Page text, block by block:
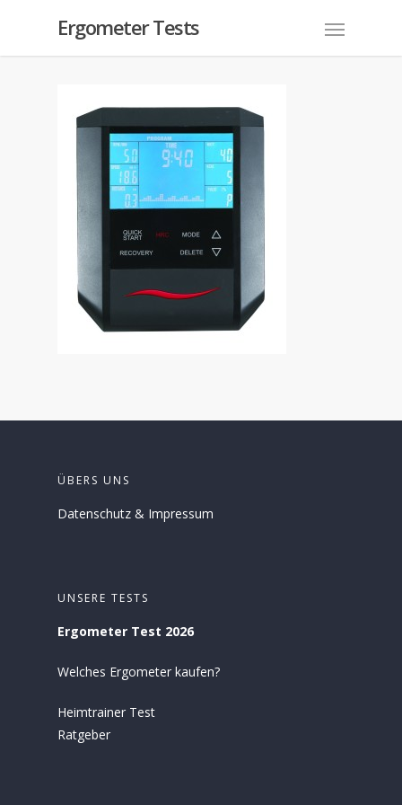
Ergometer Tests
ÜBERS UNS
Datenschutz & Impressum
UNSERE TESTS
Ergometer Test 2026
Welches Ergometer kaufen?
Heimtrainer Test
Ratgeber